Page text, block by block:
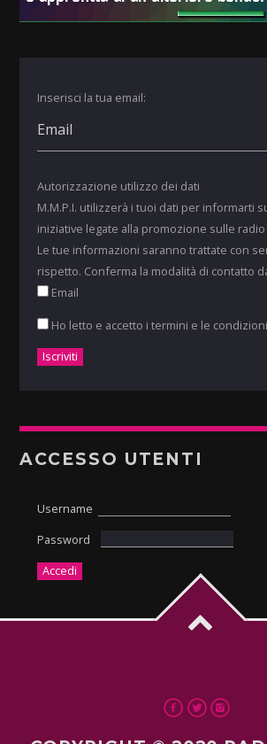
Inserisci la tua email:
Autorizzazione utilizzo dei dati
M.M.P.I. utilizzerà i tuoi dati per informarti
iniziative legate alla promozione sulle
Le tue informazioni saranno trattate con
rispetto. Conferma la modalità di contatto
Email
Ho letto e accetto i termini e le condizioni
ACCESSO UTENTI
Username
Password